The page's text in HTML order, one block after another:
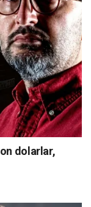
dolarlar,